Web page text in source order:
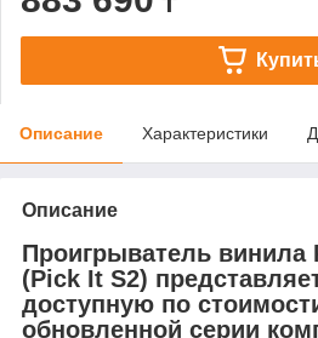
Описание Характеристики
Описание
Проигрыватель винила
(Pick It S2)
доступную по
обновленной серии